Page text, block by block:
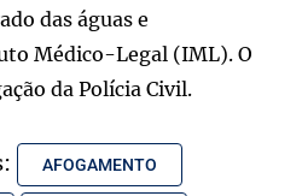
das águas e
Médico-Legal (IML). O
da Polícia Civil.
AFOGAMENTO